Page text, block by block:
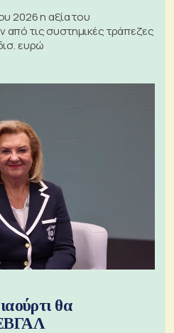
2026 η αξία του
τις συστημικές τράπεζες
ευρώ
θα